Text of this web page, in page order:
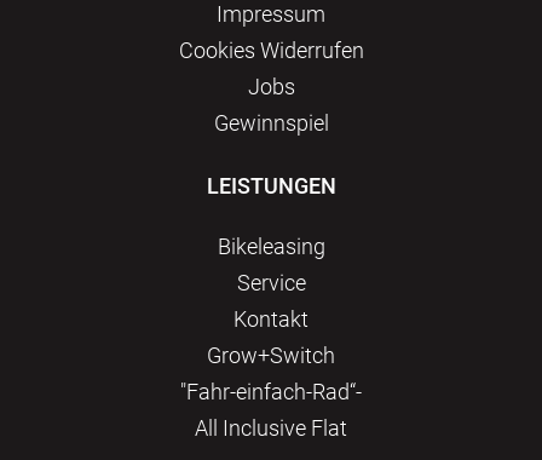
Impressum
Сookies Widerrufen
Jobs
Gewinnspiel
LEISTUNGEN
Bikeleasing
Service
Kontakt
Grow+Switch
"Fahr-einfach-Rad“-
All Inclusive Flat